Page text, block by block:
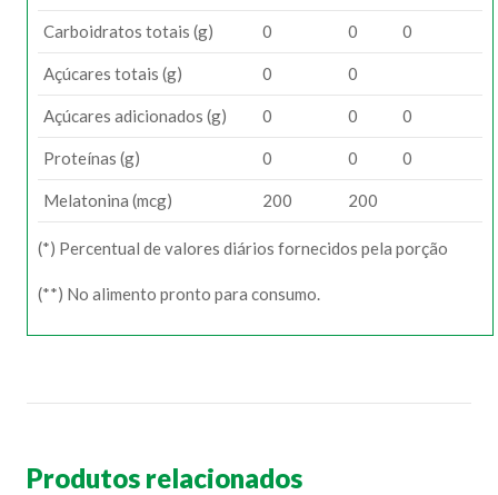
Carboidratos totais (g) 0 0 0
Açúcares totais (g) 0 0
Açúcares adicionados (g) 0 0 0
Proteínas (g) 0 0 0
Melatonina (mcg) 200 200
(*) Percentual de valores diários fornecidos pela porção
(**) No alimento pronto para consumo.
Produtos relacionados